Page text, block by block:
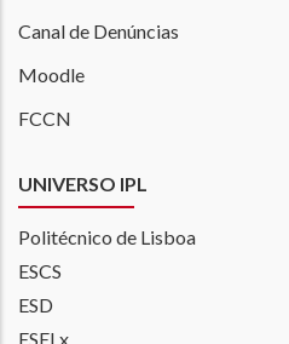
Canal de Denúncias
Moodle
FCCN
UNIVERSO IPL
Politécnico de Lisboa
ESCS
ESD
ESELx